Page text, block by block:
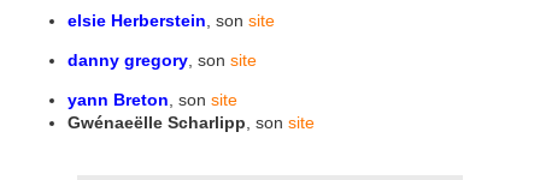
elsie Herberstein , son site
danny gregory , son site
yann Breton , son site
Gwénaeëlle Scharlipp , son site